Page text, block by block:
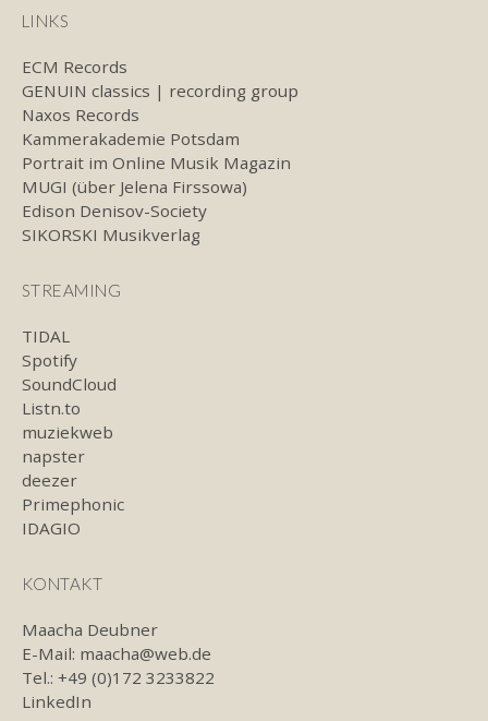
LINKS
ECM Records
GENUIN classics | recording group
Naxos Records
Kammerakademie Potsdam
Portrait im Online Musik Magazin
MUGI (über Jelena Firssowa)
Edison Denisov-Society
SIKORSKI Musikverlag
STREAMING
TIDAL
Spotify
SoundCloud
Listn.to
muziekweb
napster
deezer
Primephonic
IDAGIO
KONTAKT
Maacha Deubner
E-Mail: maacha@web.de
Tel.: +49 (0)172 3233822
LinkedIn